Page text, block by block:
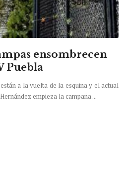
ensombrecen
Puebla
a la vuelta de la esquina y el actual
empieza la campaña ...